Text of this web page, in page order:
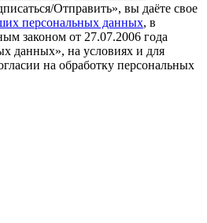
Отправить», вы даёте свое
персональных данных, в
законом от 27.07.2006 года
данных», на условиях и для
на обработку персональных